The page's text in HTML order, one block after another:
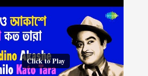
Click to Play